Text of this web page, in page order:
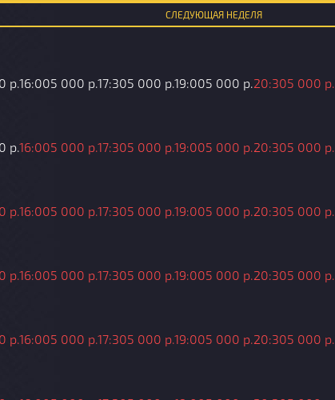
СЛЕДУЮЩАЯНЕДЕЛЯ
р.16:005 000 р.17:305 000 р.19:005 000 р.20:305 000 р.
р.16:005 000 р.17:305 000 р.19:005 000 р.20:305 000 р.
р.16:005 000 р.17:305 000 р.19:005 000 р.20:305 000 р.
р.16:005 000 р.17:305 000 р.19:005 000 р.20:305 000 р.
р.16:005 000 р.17:305 000 р.19:005 000 р.20:305 000 р.